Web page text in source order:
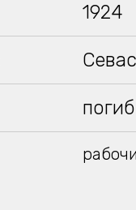
1924